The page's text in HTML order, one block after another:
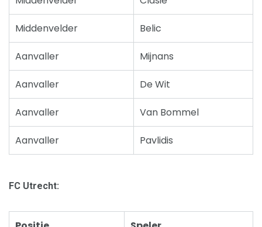
Middenvelder Belic
Aanvaller Mijnans
Aanvaller De Wit
Aanvaller Van Bommel
Aanvaller Pavlidis
FC Utrecht: